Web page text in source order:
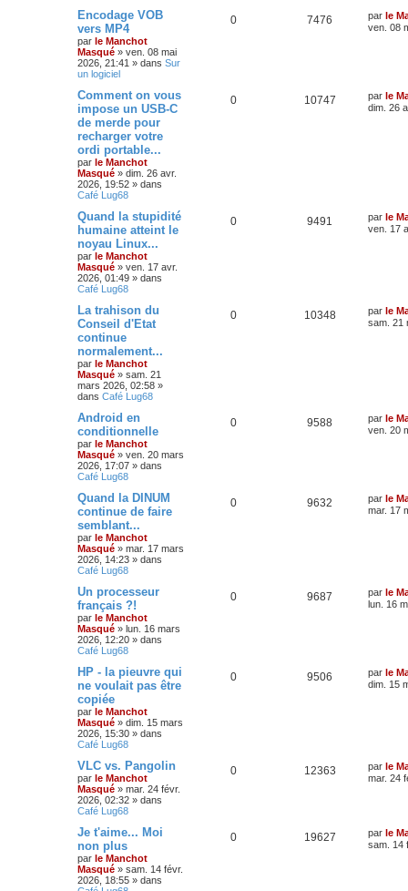
Encodage VOB
vers MP4
par le Manchot
Masqué » ven. 08 mai
2026, 21:41 » dans Sur
un logiciel
0 7476 par le
ven. 08
Comment on vous
impose un USB-C
de merde pour
recharger votre
ordi portable...
par le Manchot
Masqué » dim. 26 avr.
2026, 19:52 » dans
Café Lug68
0 10747 par le
dim. 26
Quand la stupidité
humaine atteint le
noyau Linux...
par le Manchot
Masqué » ven. 17 avr.
2026, 01:49 » dans
Café Lug68
0 9491 par le
ven. 17
La trahison du
Conseil d'Etat
continue
normalement...
par le Manchot
Masqué » sam. 21
mars 2026, 02:58 »
dans Café Lug68
0 10348 par le
sam. 21
Android en
conditionnelle
par le Manchot
Masqué » ven. 20 mars
2026, 17:07 » dans
Café Lug68
0 9588 par le
ven. 20
Quand la DINUM
continue de faire
semblant...
par le Manchot
Masqué » mar. 17 mars
2026, 14:23 » dans
Café Lug68
0 9632 par le
mar. 17
Un processeur
français ?!
par le Manchot
Masqué » lun. 16 mars
2026, 12:20 » dans
Café Lug68
0 9687 par le
lun. 16
HP - la pieuvre qui
ne voulait pas être
copiée
par le Manchot
Masqué » dim. 15 mars
2026, 15:30 » dans
Café Lug68
0 9506 par le
dim. 15
VLC vs. Pangolin
par le Manchot
Masqué » mar. 24 févr.
2026, 02:32 » dans
Café Lug68
0 12363 par le
mar. 24
Je t'aime... Moi
non plus
par le Manchot
Masqué » sam. 14 févr.
2026, 18:55 » dans
0 19627 par le
sam. 14